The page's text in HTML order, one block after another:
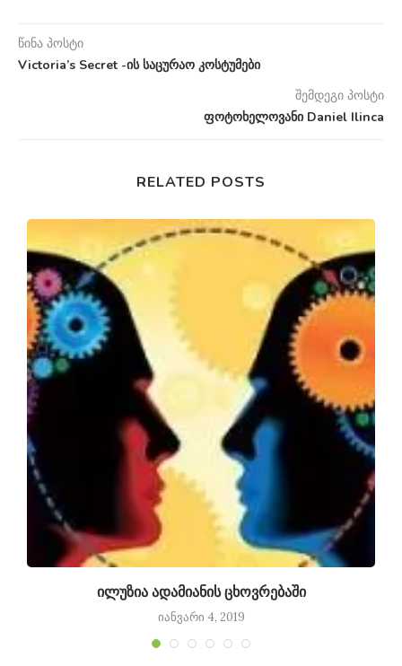
წინა პოსტი
Victoria’s Secret -ის საცურაო კოსტუმები
შემდეგი პოსტი
ფოტოხელოვანი Daniel Ilinca
RELATED POSTS
ილუზია ადამიანის ცხოვრებაში
იანვარი 4, 2019